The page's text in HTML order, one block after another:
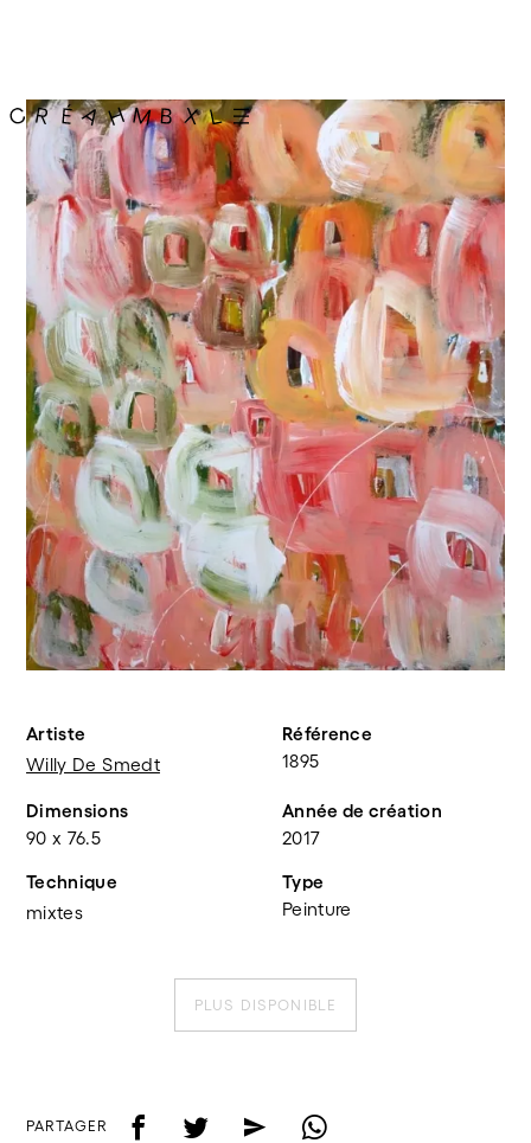
Artiste
Willy De Smedt
Référence
1895
Dimensions
90 x 76.5
Année de création
2017
Technique
mixtes
Type
Peinture
PLUS DISPONIBLE
PARTAGER f t e w